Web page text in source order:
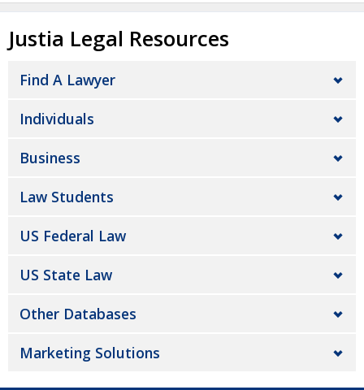
Justia Legal Resources
Find A Lawyer
Individuals
Business
Law Students
US Federal Law
US State Law
Other Databases
Marketing Solutions